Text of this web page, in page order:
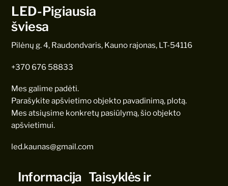
LED-Pigiausia
šviesa
Pilėnų g. 4, Raudondvaris, Kauno rajonas, LT-54116
+370 676 58833
Mes galime padėti.
Parašykite apšvietimo objekto pavadinimą, plotą.
Mes atsiųsime konkretų pasiūlymą, šio objekto
apšvietimui.
led.kaunas@gmail.com
Informacija Taisyklės ir